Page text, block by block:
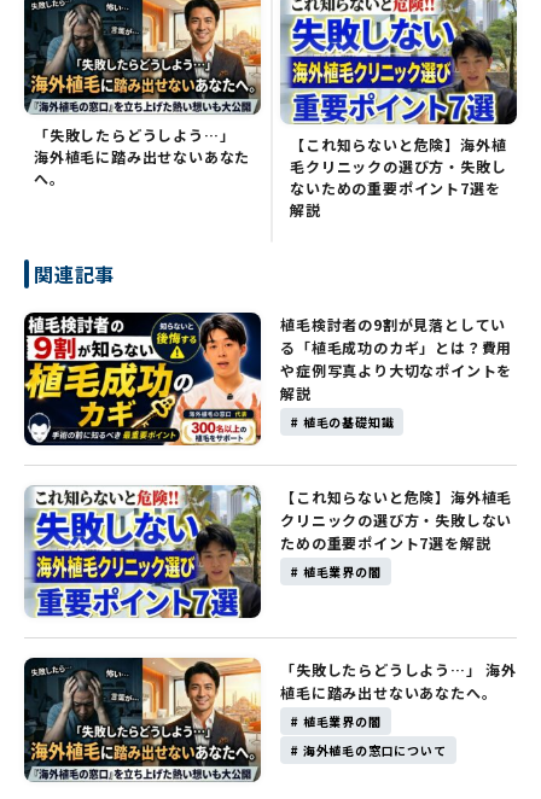
「失敗したらどうしよう…」
海外植毛に踏み出せないあなた
へ。
【これ知らないと危険】海外植
毛クリニックの選び方・失敗し
ないための重要ポイント7選を
解説
関連記事
# 植毛の基礎知識
植毛検討者の9割が見落としてい
る「植毛成功のカギ」とは？費用
や症例写真より大切なポイントを
解説
# 植毛業界の闇
【これ知らないと危険】海外植毛
クリニックの選び方・失敗しない
ための重要ポイント7選を解説
# 植毛業界の闇
# 海外植毛の窓口について
「失敗したらどうしよう…」 海外
植毛に踏み出せないあなたへ。